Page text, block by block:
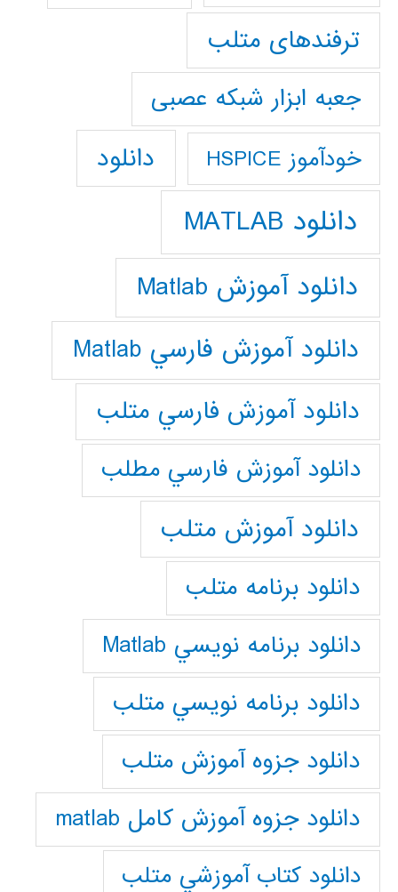
ترفندهای متلب
جعبه ابزار شبکه عصبی
خودآموز HSPICE دانلود
دانلود MATLAB
دانلود آموزش Matlab
دانلود آموزش فارسي Matlab
دانلود آموزش فارسي متلب
دانلود آموزش فارسي مطلب
دانلود آموزش متلب
دانلود برنامه متلب
دانلود برنامه نويسي Matlab
دانلود برنامه نويسي متلب
دانلود جزوه آموزش متلب
دانلود جزوه آموزش کامل matlab
دانلود كتاب آموزشي متلب